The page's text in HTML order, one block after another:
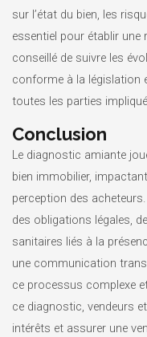
sur l’état du bien, les
essentiel pour établir une
conseillé de suivre les
conforme à la législation
toutes les parties
Conclusion
Le diagnostic amiante
bien immobilier,
perception des
des obligations légales,
sanitaires liés à la
une communication
ce processus complexe
ce diagnostic, vendeurs
intérêts et assurer une